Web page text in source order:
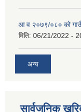
आ व २०७९/०८० को गाउँ
मिति: 06/21/2022 -
अन्य
सार्वजनिक